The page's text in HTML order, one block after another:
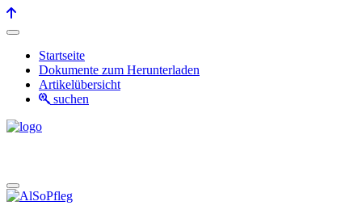
Startseite
Dokumente zum Herunterladen
Artikelübersicht
suchen